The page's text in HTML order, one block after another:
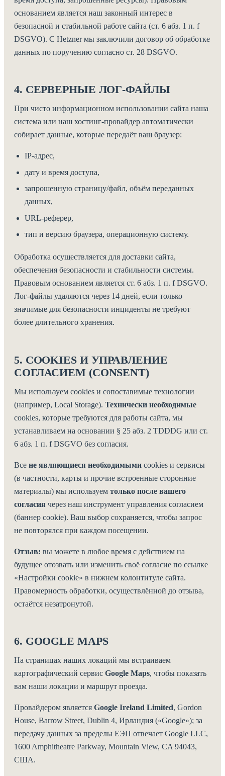
основанием является наш законный интерес в
безопасной и стабильной работе сайта (ст. 6 абз. 1 п. f
DSGVO). С Hetzner мы заключили договор об обработке
данных по поручению согласно ст. 28 DSGVO.
4. СЕРВЕРНЫЕ ЛОГ-ФАЙЛЫ
При чисто информационном использовании сайта наша
система или наш хостинг-провайдер автоматически
собирает данные, которые передаёт ваш браузер:
IP-адрес,
дату и время доступа,
запрошенную страницу/файл, объём переданных
данных,
URL-реферер,
тип и версию браузера, операционную систему.
Обработка осуществляется для доставки сайта,
обеспечения безопасности и стабильности системы.
Правовым основанием является ст. 6 абз. 1 п. f DSGVO.
Лог-файлы удаляются через 14 дней, если только
значимые для безопасности инциденты не требуют
более длительного хранения.
5. COOKIES И УПРАВЛЕНИЕ
СОГЛАСИЕМ (CONSENT)
Мы используем cookies и сопоставимые технологии
(например, Local Storage). Технически необходимые
cookies, которые требуются для работы сайта, мы
устанавливаем на основании § 25 абз. 2 TDDDG или ст.
6 абз. 1 п. f DSGVO без согласия.
Все не являющиеся необходимыми cookies и сервисы
(в частности, карты и прочие встроенные сторонние
материалы) мы используем только после вашего
согласия через наш инструмент управления согласием
(баннер cookie). Ваш выбор сохраняется, чтобы запрос
не повторялся при каждом посещении.
Отзыв: вы можете в любое время с действием на
будущее отозвать или изменить своё согласие по ссылке
«Настройки cookie» в нижнем колонтитуле сайта.
Правомерность обработки, осуществлённой до отзыва,
остаётся незатронутой.
6. GOOGLE MAPS
На страницах наших локаций мы встраиваем
картографический сервис Google Maps, чтобы показать
вам наши локации и маршрут проезда.
Провайдером является Google Ireland Limited, Gordon
House, Barrow Street, Dublin 4, Ирландия («Google»); за
передачу данных за пределы ЕЭП отвечает Google LLC,
1600 Amphitheatre Parkway, Mountain View, CA 94043,
США.